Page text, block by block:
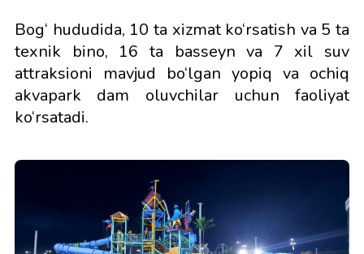
Bog‘ hududida, 10 ta xizmat ko‘rsatish va 5 ta
texnik bino, 16 ta basseyn va 7 xil suv
attraksioni mavjud bo‘lgan yopiq va ochiq
akvapark dam oluvchilar uchun faoliyat
ko‘rsatadi.